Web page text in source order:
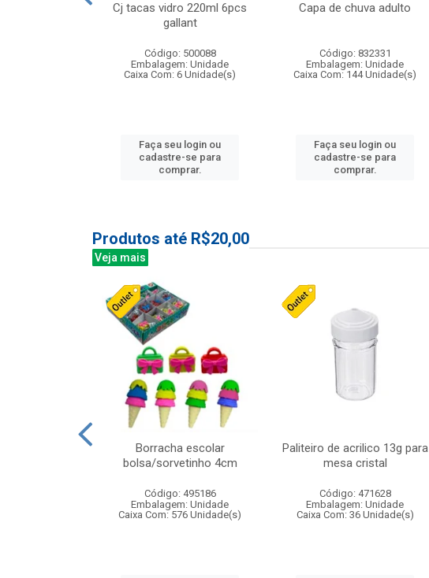
Cj tacas vidro 220ml 6pcs
gallant
Código: 500088
Embalagem: Unidade
Caixa Com: 6 Unidade(s)
Faça seu login ou
cadastre-se para
comprar.
Capa de chuva adulto
Código: 832331
Embalagem: Unidade
Caixa Com: 144 Unidade(s)
Faça seu login ou
cadastre-se para
comprar.
Produtos até R$20,00
Veja mais
Borracha escolar
bolsa/sorvetinho 4cm
Código: 495186
Embalagem: Unidade
Caixa Com: 576 Unidade(s)
Paliteiro de acrilico 13g para
mesa cristal
Código: 471628
Embalagem: Unidade
Caixa Com: 36 Unidade(s)